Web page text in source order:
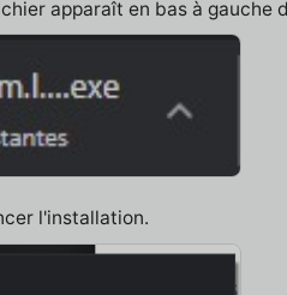
apparaît en bas à gauche
l'installation.